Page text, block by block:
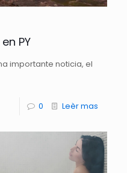
PY
importante noticia, el
0 Leèr mas